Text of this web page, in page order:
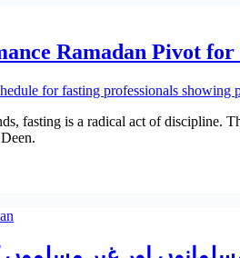
Ramadan Pivot for
fasting is a radical act of discipline.